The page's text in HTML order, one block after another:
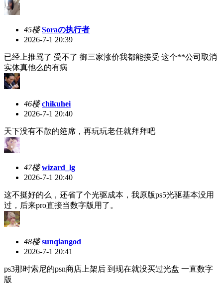
45楼 Soraの执行者
2026-7-1 20:39
已经上推骂了 受不了 御三家涨价我都能接受 这个**公司取消
实体真他么的有病
46楼 chikuhei
2026-7-1 20:40
天下没有不散的筵席，再玩玩老任就拜拜吧
47楼 wizard_lg
2026-7-1 20:40
这不挺好的么，还省了个光驱成本，我原版ps5光驱基本没用
过，后来pro直接当数字版用了。
48楼 sunqiangod
2026-7-1 20:41
ps3那时索尼的psn商店上架后 到现在就没买过光盘 一直数字
版